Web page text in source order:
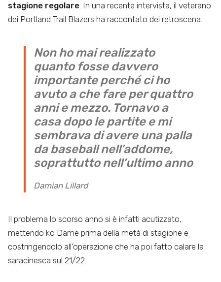
stagione regolare. In una recente intervista, il veterano
dei Portland Trail Blazers ha raccontato dei retroscena.
Non ho mai realizzato
quanto fosse davvero
importante perché ci ho
avuto a che fare per quattro
anni e mezzo. Tornavo a
casa dopo le partite e mi
sembrava di avere una palla
da baseball nell’addome,
soprattutto nell’ultimo anno
Damian Lillard
Il problema lo scorso anno si è infatti acutizzato,
mettendo ko Dame prima della metà di stagione e
costringendolo all’operazione che ha poi fatto calare la
saracinesca sul 21/22.